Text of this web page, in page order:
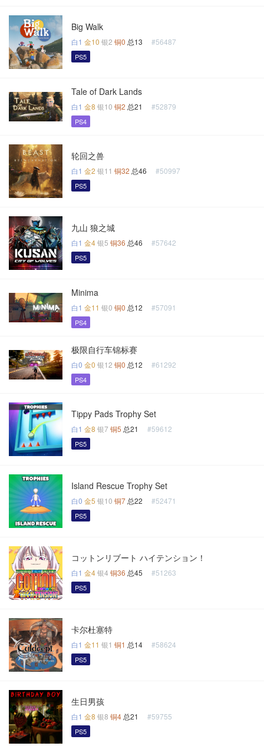
Big Walk
白1 金10 银2 铜0 总13 #56487
PS5
Tale of Dark Lands
白1 金8 银10 铜2 总21 #52879
PS4
轮回之兽
白1 金2 银11 铜32 总46 #50997
PS5
九山 狼之城
白1 金4银5 铜36 总46 #57642
PS5
Minima
白1 金11 银0 铜0 总12 #57091
PS4
极限自行车锦标赛
白0 金0 银12 铜0 总12 #61292
PS4
Tippy Pads Trophy Set
白1 金8 银7 铜5 总21 #59612
PS5
Island Rescue Trophy Set
白0 金5 银10 铜7 总22 #52471
PS5
コットンリブート ハイテンション！
白1 金4银4 铜36 总45 #51263
PS5
卡尔杜塞特
白1 金11 银1 铜1 总14 #58624
PS5
生日男孩
白1 金8 银8 铜4 总21 #59755
PS5